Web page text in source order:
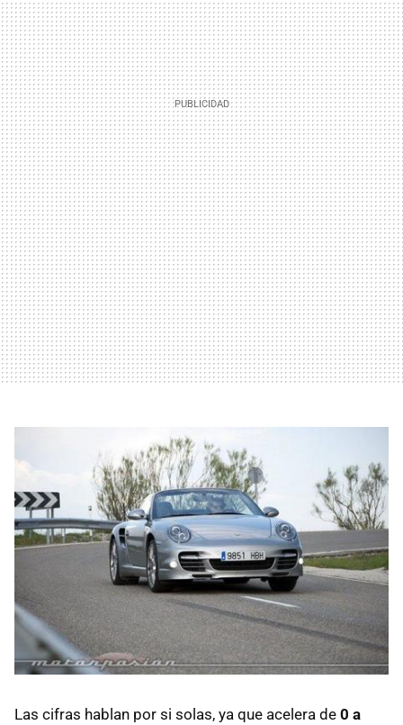
Las cifras hablan por si solas, ya que acelera de 0 a